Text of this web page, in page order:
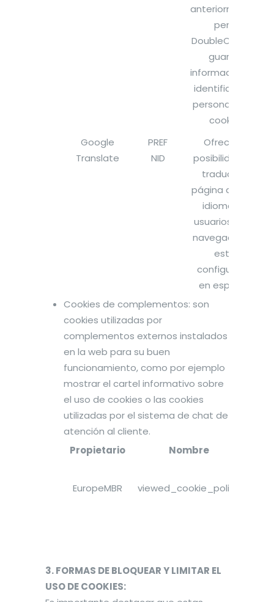
anteriormente;
pero
DoubleClick no
guarda
información de
identificación
personal en la
cookie.
Google
Translate
PREF
NID
Ofrece la
posibilidad de
traducir la
página a otros
idiomas a
usuarios cuyo
navegador no
esté
configurado
en español.
Cookies de complementos: son
cookies utilizadas por
complementos externos instalados
en la web para su buen
funcionamiento, como por ejemplo
mostrar el cartel informativo sobre
el uso de cookies o las cookies
utilizadas por el sistema de chat de
atención al cliente.
Propietario
Nombre
EuropeMBR viewed_cookie_policy
3. FORMAS DE BLOQUEAR Y LIMITAR EL
USO DE COOKIES: